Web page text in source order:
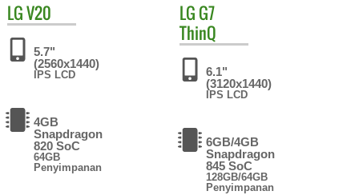
LGV20
5.7"
(2560x1440)
IPS LCD
4GB
Snapdragon
820 SoC
64GB
Penyimpanan
LG G7
ThinQ
6.1"
(3120x1440)
IPS LCD
6GB/4GB
Snapdragon
845 SoC
128GB/64GB
Penyimpanan